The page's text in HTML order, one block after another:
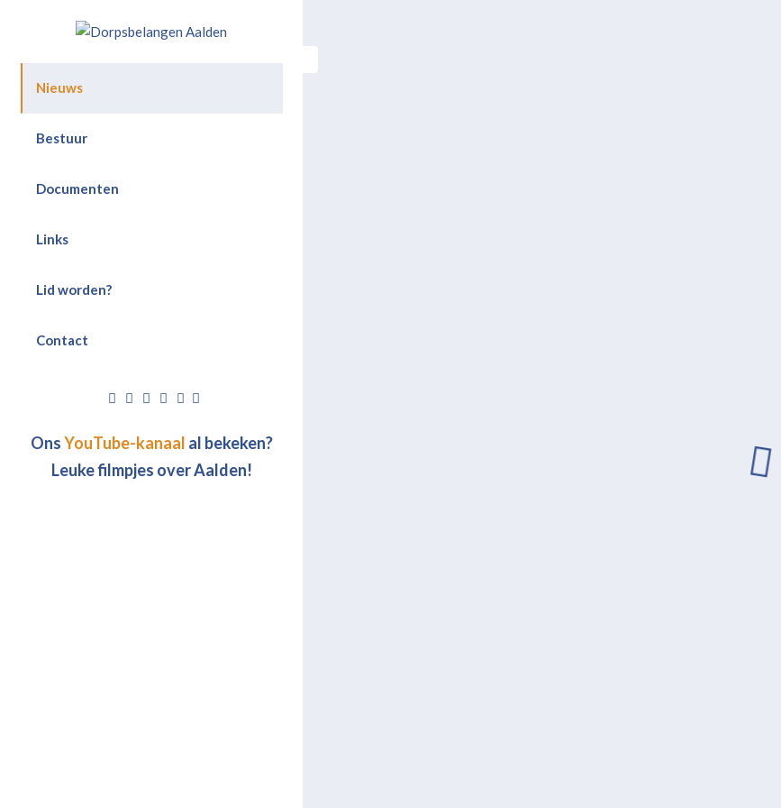
Dorpsbelangen Aalden
Nieuws
Bestuur
Documenten
Links
Lid worden?
Contact
OnsYouTube-kanaal al bekeken?
Leuke filmpjes over Aalden!